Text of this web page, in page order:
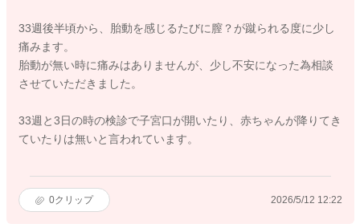
33週後半頃から、胎動を感じるたびに膣？が蹴られる度に少し
痛みます。
胎動が無い時に痛みはありませんが、少し不安になった為相談
させていただきました。
33週と3日の時の検診で子宮口が開いたり、赤ちゃんが降りてき
ていたりは無いと言われています。
0クリップ 2026/5/12 12:22